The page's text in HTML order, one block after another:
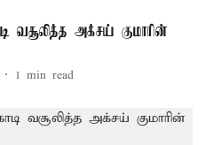
வசூலித்த அக்சய் குமாரின்
1 min read